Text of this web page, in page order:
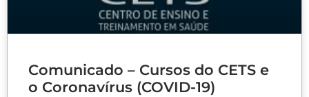
Comunicado – Cursos do CETS e
o Coronavírus (COVID-19)